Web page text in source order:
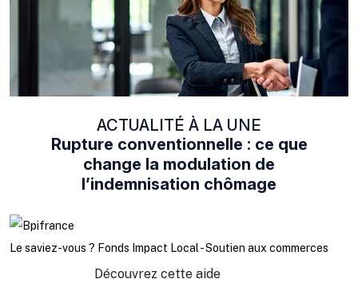
ACTUALITÉ À LA UNE
Rupture conventionnelle : ce que
change la modulation de
l’indemnisation chômage
Le saviez-vous ? Fonds Impact Local - Soutien aux commerces
Découvrez cette aide